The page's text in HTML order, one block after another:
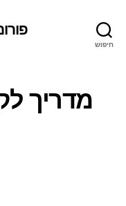
חיפוש
מדריך